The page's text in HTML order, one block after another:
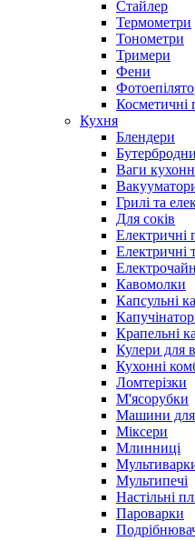
Стайлер
Термометри
Тонометри
Тримери
Фени
Косметичні
Кухня
Блендери
Ваги
Грилі та
Для соків
Електричні
Електричні
Кавомолки
Капсульні
Крапельні
Кулери для
Кухонні
Ломтерізки
М'ясорубки
Машини для
Міксери
Млинниці
Мультипечі
Настільні
Пароварки